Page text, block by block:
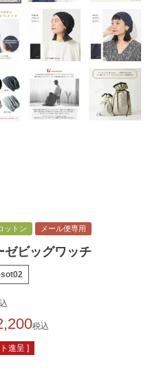
ットン メール便専用
ゼビッグワッチ
sot02
税込
進呈 ]